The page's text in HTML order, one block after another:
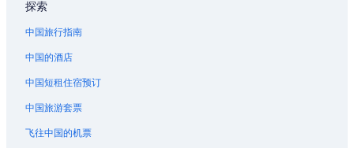
探索
中国旅行指南
中国的酒店
中国短租住宿预订
中国旅游套票
飞往中国的机票